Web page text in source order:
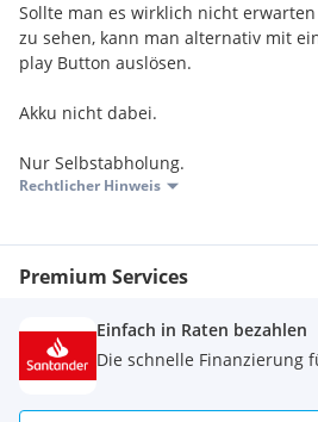
Sollte man es wirklich nicht
zu sehen, kann man alternativ mit
play Button auslösen.
Akku nicht dabei.
Nur Selbstabholung.
Rechtlicher Hinweis
Premium Services
Einfach in Raten bezahlen
Die schnelle Finanzierung